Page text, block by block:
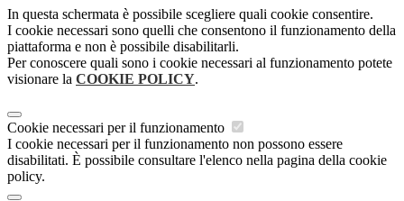
In questa schermata è possibile scegliere quali cookie consentire.
I cookie necessari sono quelli che consentono il funzionamento della
piattaforma e non è possibile disabilitarli.
Per conoscere quali sono i cookie necessari al funzionamento potete
visionare la COOKIE POLICY.
Cookie necessari per il funzionamento
I cookie necessari per il funzionamento non possono essere
disabilitati. È possibile consultare l'elenco nella pagina della cookie
policy.